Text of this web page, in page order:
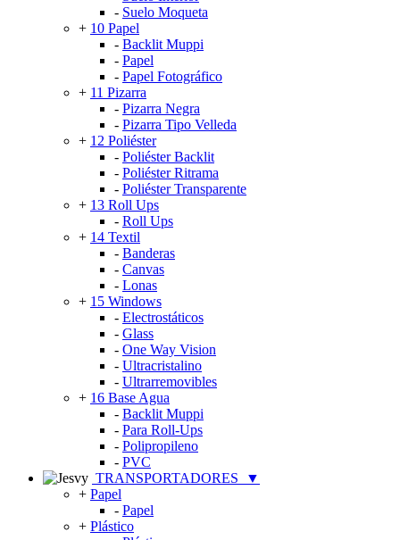
- Suelo Moqueta
+ 10 Papel
- Backlit Muppi
- Papel
- Papel Fotográfico
+ 11 Pizarra
- Pizarra Negra
- Pizarra Tipo Velleda
+ 12 Poliéster
- Poliéster Backlit
- Poliéster Ritrama
- Poliéster Transparente
+ 13 Roll Ups
- Roll Ups
+ 14 Textil
- Banderas
- Canvas
- Lonas
+ 15 Windows
- Electrostáticos
- Glass
- One Way Vision
- Ultracristalino
- Ultrarremovibles
+ 16 Base Agua
- Backlit Muppi
- Para Roll-Ups
- Polipropileno
- PVC
TRANSPORTADORES
▼
+ Papel
- Papel
+ Plástico